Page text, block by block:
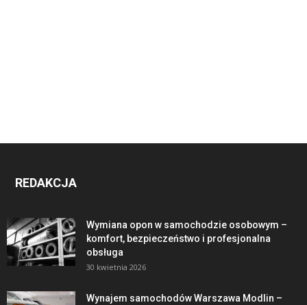
REDAKCJA
Wymiana opon w samochodzie osobowym –
komfort, bezpieczeństwo i profesjonalna
obsługa
30 kwietnia 2026
Wynajem samochodów Warszawa Modlin –